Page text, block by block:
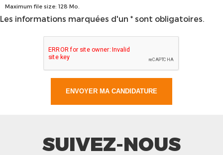
Maximum file size: 128 Mo.
Les informations marquées d'un * sont obligatoires.
SUIVEZ-NOUS